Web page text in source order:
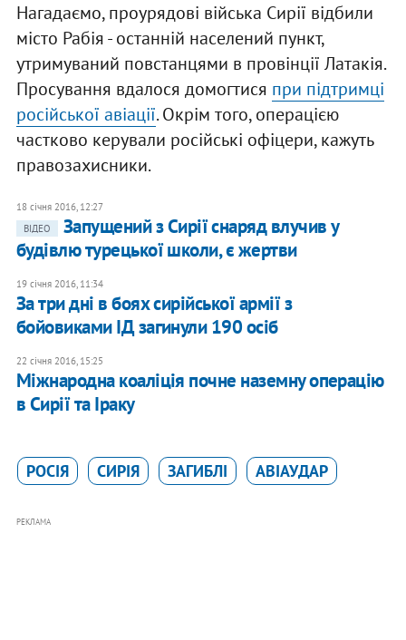
Нагадаємо, проурядові війська Сирії відбили
місто Рабія - останній населений пункт,
утримуваний повстанцями в провінції Латакія.
Просування вдалося домогтися при підтримці
російської авіації. Окрім того, операцією
частково керували російські офіцери, кажуть
правозахисники.
18 січня 2016, 12:27
ВІДЕО
Запущений з Сирії снаряд влучив у
будівлю турецької школи, є жертви
19 січня 2016, 11:34
За три дні в боях сирійської армії з
бойовиками ІД загинули 190 осіб
22 січня 2016, 15:25
Міжнародна коаліція почне наземну операцію
в Сирії та Іраку
РОСІЯ СИРІЯ ЗАГИБЛІ АВІАУДАР
РЕКЛАМА